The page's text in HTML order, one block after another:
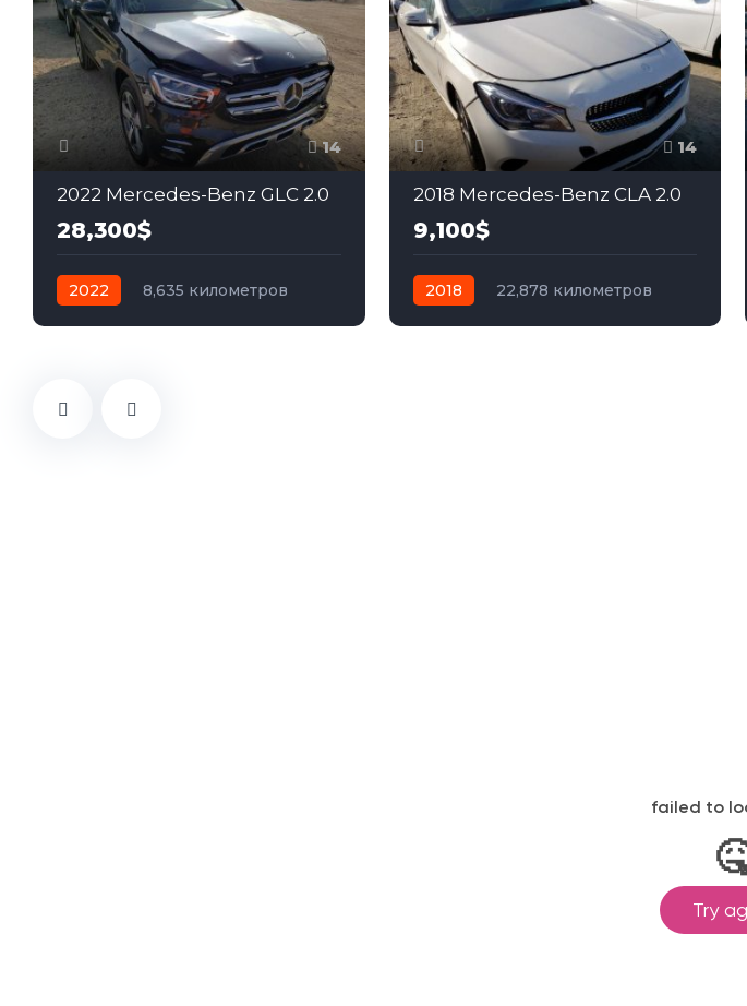
14
2022 Mercedes-Benz GLC 2.0
28,300$
2022
8,635 километров
14
2018 Mercedes-Benz CLA 2.0
9,100$
2018
22,878 километров